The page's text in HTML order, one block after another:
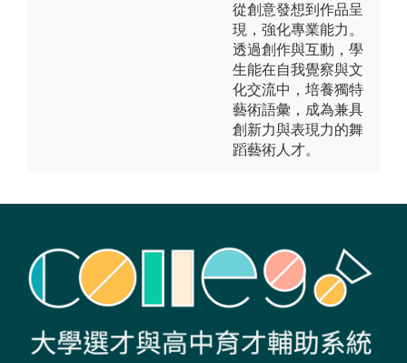
從創意發想到作品呈
現，強化專業能力。
透過創作與互動，學
生能在自我覺察與文
化交流中，培養獨特
藝術語彙，成為兼具
創新力與表現力的舞
蹈藝術人才。